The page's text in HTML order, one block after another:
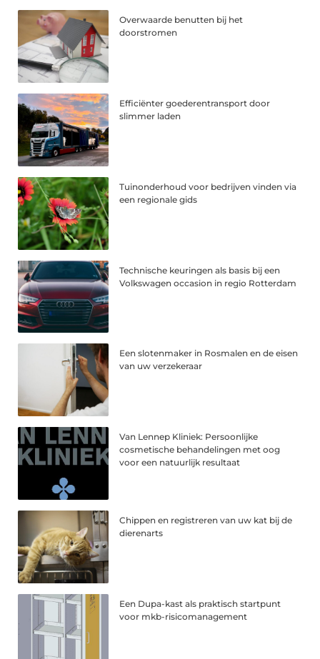
Overwaarde benutten bij het
doorstromen
Efficiënter goederentransport door
slimmer laden
Tuinonderhoud voor bedrijven vinden via
een regionale gids
Technische keuringen als basis bij een
Volkswagen occasion in regio Rotterdam
Een slotenmaker in Rosmalen en de eisen
van uw verzekeraar
Van Lennep Kliniek: Persoonlijke
cosmetische behandelingen met oog
voor een natuurlijk resultaat
Chippen en registreren van uw kat bij de
dierenarts
Een Dupa-kast als praktisch startpunt
voor mkb-risicomanagement